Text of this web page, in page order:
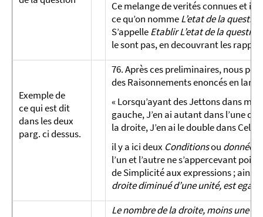
Ce melange de verités connues et
ce qu’on nommeL’etat de la question
S’appelleEtablir L’etat de la question
le sont pas, en decouvrant les
Exemple de
ce qui est dit
dans les deux
parg. ci des­sus.
76. Après ces preliminaires, nous
des Raisonnements enoncés en
« Lorsqu’ayant des Jettons dans
gauche, J’en ai autant dans l’une
la droite, J’en ai le double dans
il y a ici deux Conditionsou données
l’un et l’autre ne s’appercevant
de Simplicité aux expressions ;
droite diminué d’une unité, est egal
Le nombre de la droite, moins une